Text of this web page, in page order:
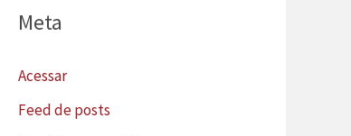
Meta
Acessar
Feed de posts